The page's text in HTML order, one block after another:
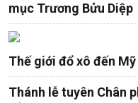
mục Trương Bửu Diệp
Thế giới đổ xô đến
Thánh lễ tuyên Chân